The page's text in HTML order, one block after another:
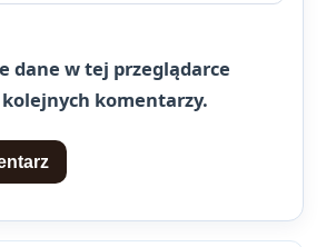
dane w tej przeglądarce
komentarzy.